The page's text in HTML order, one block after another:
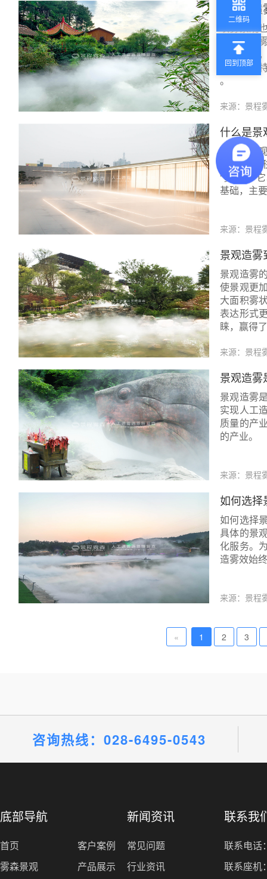
什么是
喷雾景观
就是人
细水颗
雾般的奇
。
来源：景程
什么是景
什么是景
的颗粒
“雾幕”。
基础，主
来源：景程
景观造雾
景观造雾
使景观更
大面积雾
表达形式
睐，赢得
来源：景程
景观造雾
景观造雾
实现人工
质量的产
的产业。
来源：景程
如何选择
如何选择
具体的景
化服务。
造雾效始
来源：景程
« 1 2 3
二维码
回到顶部
咨询热线：028-6495-0543
底部导航
首页
雾森景观
客户案例
产品展示
新闻资讯
常见问题
行业资讯
联系我
联系电话
联系座机